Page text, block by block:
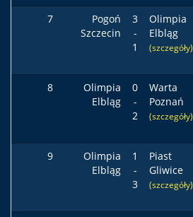
7
Pogoń
Szczecin
3
-
1
Olimpia
Elbląg
(szczegóły)
8
Olimpia
Elbląg
0
-
2
Warta
Poznań
(szczegóły)
9
Olimpia
Elbląg
1
-
3
Piast
Gliwice
(szczegóły)